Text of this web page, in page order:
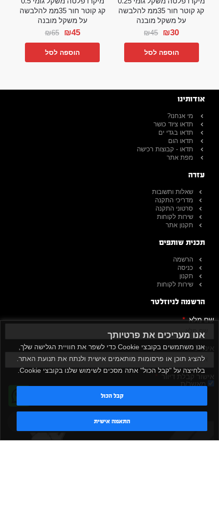
אנו מעריכים את פרטיותך
אנו משתמשים בקובצי Cookie כדי לשפר את חוויית הגלישה שלך,
להציג תוכן או פרסומות מותאמים אישית ולנתח את תנועת האתר.
בלחיצה על "קבל הכול" אתה מסכים לשימוש שלנו בקובצי Cookie.
התאמה אישית
קבל הכול
קג קוטר חור 35ממ להלבשה
על משקל מובנה
₪45 ₪30
הוספה לסל
קג קוטר חור 35ממ להלבשה
על משקל מובנה
₪65 ₪45
הוספה לסל
אודותינו
מי אנחנו?
תדאו ציוד כושר
תדאו בגדי ים
תדאו הום
תדאו - קבוצות רכישה
מפת אתר
עזרה
שאלות ותשובות
מדריכי התקנה
סרטוני התקנה
שירות לקוחות
תקנון אתר
תכנית שותפים
הרשמה
כניסה
תקנון
שירות לקוחות
הרשמה לניוזלטר
שם מלא
אימייל
אישור קבלת דיוור
מאשר/ת